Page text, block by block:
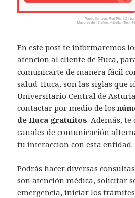
En este post te informaremos
atencion al cliente de Huca,
comunicarte de manera fácil
salud. Huca, son las siglas que
Universitario Central de
contactar por medio de los
de Huca gratuitos. Además,
canales de comunicación
tu interaccion con esta entidad.
Podrás hacer diversas
son atención médica, solicitar
emergencia, iniciar los